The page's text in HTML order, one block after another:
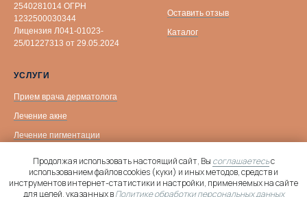
Продолжая использовать настоящий сайт, Вы соглашаетесьс
использованием файлов cookies (куки) и иных методов, средств и
инструментов интернет-статистики и настройки, применяемых на сайте
для целей, указанных вПолитике обработки персональных данных
2540281014 ОГРН
1232500030344
Лицензия Л041-01023-
25/01227313 от 29.05.2024
Оставить отзыв
Каталог
УСЛУГИ
Прием врача дерматолога
Лечение акне
Лечение пигментации
Биоревитализация
Уходовые процедуры
Онлайн-